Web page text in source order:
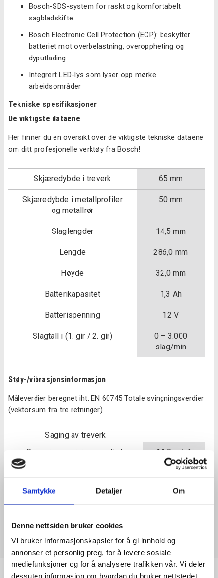
Samtykke Detaljer Om
Denne nettsiden bruker cookies
Vi bruker informasjonskapsler for å gi innhold og
annonser et personlig preg, for å levere sosiale
mediefunksjoner og for å analysere trafikken vår. Vi deler
dessuten informasjon om hvordan du bruker nettstedet
Bosch-SDS-system for raskt og komfortabelt
sagbladskifte
Bosch Electronic Cell Protection (ECP): beskytter
batteriet mot overbelastning, overoppheting og
dyputlading
Integrert LED-lys som lyser opp mørke
arbeidsområder
Tekniske spesifikasjoner
De viktigste dataene
Her finner du en oversikt over de viktigste tekniske dataene
om ditt profesjonelle verktøy fra Bosch!
Skjæredybde i treverk 65 mm
Skjæredybde i metallprofiler
og metallrør
50 mm
Slaglengder 14,5 mm
Lengde 286,0 mm
Høyde 32,0 mm
Batterikapasitet 1,3 Ah
Batterispenning 12 V
Slagtall i (1. gir / 2. gir)
0 – 3.000
slag/min
Støy-/vibrasjonsinformasjon
Måleverdier beregnet iht. EN 60745 Totale svingningsverdier
(vektorsum fra tre retninger)
Saging av treverk
Svingningsemisjonsverdi ah
12.0 m/s²
1.5 m/s²